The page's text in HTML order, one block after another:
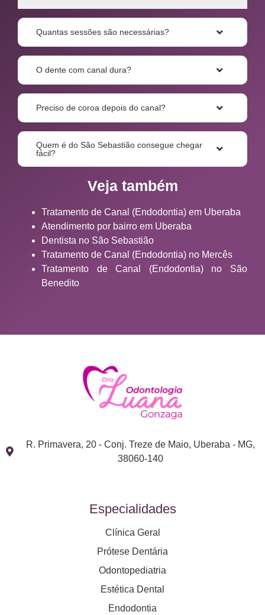
Quantas sessões são necessárias?
O dente com canal dura?
Preciso de coroa depois do canal?
Quem é do São Sebastião consegue chegar
fácil?
Veja também
Tratamento de Canal (Endodontia) em Uberaba
Atendimento por bairro em Uberaba
Dentista no São Sebastião
Tratamento de Canal (Endodontia) no Mercês
Tratamento de Canal (Endodontia) no São
Benedito
R. Primavera, 20 - Conj. Treze de Maio, Uberaba - MG,
38060-140
Especialidades
Clínica Geral
Prótese Dentária
Odontopediatria
Estética Dental
Endodontia